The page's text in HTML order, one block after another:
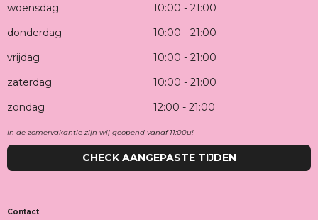
woensdag
10:00 - 21:00
donderdag
10:00 - 21:00
vrijdag
10:00 - 21:00
zaterdag
10:00 - 21:00
zondag
12:00 - 21:00
In de zomervakantie zijn wij geopend vanaf 11:00u!
CHECK AANGEPASTE TIJDEN
Contact